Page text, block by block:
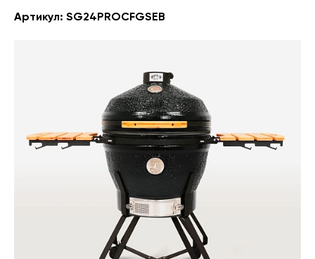
Артикул: SG24PROCFGSEB